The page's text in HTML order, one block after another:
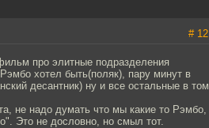
# 12
про элитные подразделения
хотел быть(поляк), пару минут в
десантник) ну и все остальные в том
не надо думать что мы какие то Рэмбо,
Это не дословно, но смыл тот.